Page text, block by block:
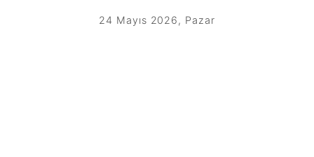
24 Mayıs 2026, Pazar